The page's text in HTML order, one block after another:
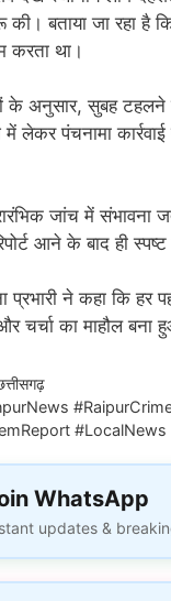
बताया जा रहा है
करता था।
के अनुसार, सुबह
लेकर पंचनामा
जांच में संभावना
आने के बाद ही
प्रभारी ने कहा कि हर
चर्चा का माहौल बना
#LocalNews
WhatsApp
updates &